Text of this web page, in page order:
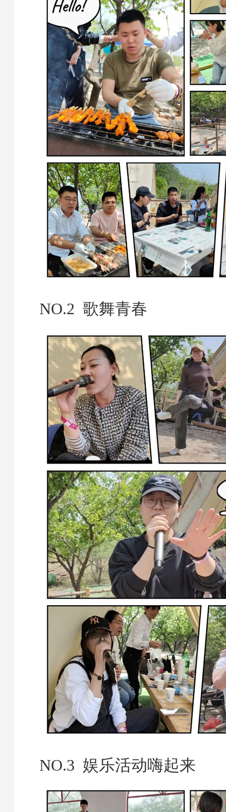
NO.2 歌舞青春
NO.3 娱乐活动嗨起来